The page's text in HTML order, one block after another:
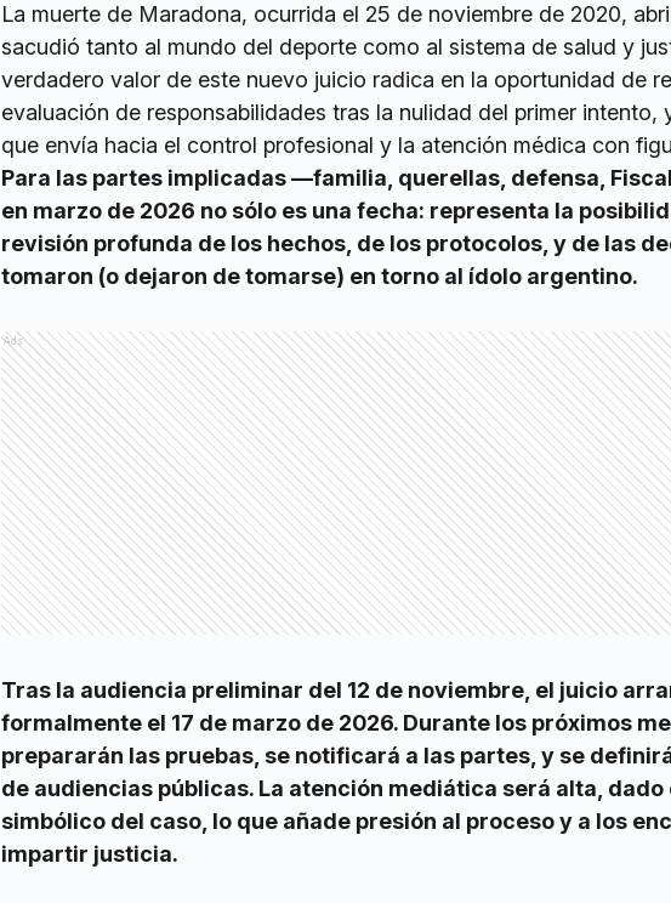
La muerte de Maradona, ocurrida el 25 de noviembre de 2020,
sacudió tanto al mundo del deporte como al sistema de salud y
verdadero valor de este nuevo juicio radica en la oportunidad de
evaluación de responsabilidades tras la nulidad del primer intento,
que envía hacia el control profesional y la atención médica con
Para las partes implicadas —familia, querellas, defensa,
en marzo de 2026 no sólo es una fecha: representa la
revisión profunda de los hechos, de los protocolos, y de las
tomaron (o dejaron de tomarse) en torno al ídolo argentino.
Ads
Tras la audiencia preliminar del 12 de noviembre, el juicio
formalmente el 17 de marzo de 2026. Durante los próximos
prepararán las pruebas, se notificará a las partes, y se
de audiencias públicas. La atención mediática será alta, dado
simbólico del caso, lo que añade presión al proceso y a los
impartir justicia.